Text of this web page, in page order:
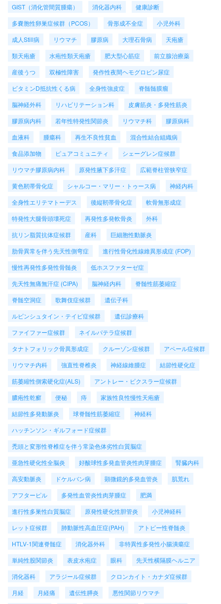
GIST（消化管間質腫瘍） 消化器内科
健康診断
多嚢胞性卵巣症候群（PCOS）
骨形成不全症
小児外科
成人Still病
リウマチ 膠原病 大理石骨病
天疱瘡
類天疱瘡
水疱性類天疱瘡 肥大型心筋症
前立腺治療薬
産後うつ
双極性障害
発作性夜間ヘモグロビン尿症
ビタミンD抵抗性くる病
全身性強皮症
脊髄髄膜瘤
脳神経外科
リハビリテーション科
皮膚筋炎・多発性筋炎
膠原病内科
若年性特発性関節炎 リウマチ科
膠原病科
血液科
腫瘍科 再生不良性貧血
混合性結合組織病
食品添加物
ピュアコミュニティ
シェーグレン症候群
リウマチ膠原病内科
原発性腋下多汗症
広範脊柱管狭窄症
黄色靭帯骨化症
シャルコー・マリー・トゥース病
神経内科
全身性エリテマトーデス
後縦靭帯骨化症
軟骨無形成症
特発性大腿骨頭壊死症
再発性多発軟骨炎
外科
抗リン脂質抗体症候群
産科
巨細胞性動脈炎
肋骨異常を伴う先天性側弯症
進行性骨化性線維異形成症 (FOP)
慢性再発性多発性骨髄炎
低ホスファターゼ症
先天性無痛無汗症 (CIPA)
脳神経内科
脊髄性筋萎縮症
脊髄空洞症
歌舞伎症候群
遺伝子科
ルビンシュタイン・テイビ症候群
遺伝診療科
ファイファー症候群
ネイルパテラ症候群
タナトフォリック骨異形成症
クルーゾン症候群
アペール症候群
リウマチ内科
強直性脊椎炎 神経線維腫症
結節性硬化症
筋萎縮性側索硬化症(ALS)
アントレー・ビクスラー症候群
膿疱性乾癬
便秘 痔
家族性良性慢性天疱瘡
結節性多発動脈炎
球脊髄性筋萎縮症
神経科
ハッチンソン・ギルフォード症候群
禿頭と変形性脊椎症を伴う常染色体劣性白質脳症
亜急性硬化性全脳炎
好酸球性多発血管炎性肉芽腫症
腎臓内科
高安動脈炎
ドケルバン病 顕微鏡的多発血管炎
肌荒れ
アフターピル
多発性血管炎性肉芽腫症
肥満
進行性多巣性白質脳症
原発性硬化性胆管炎
小児神経科
レット症候群
肺動脈性高血圧症(PAH)
アトピー性脊髄炎
HTLV-1関連脊髄症
消化器外科
非特異性多発性小腸潰瘍症
単純性股関節炎
表皮水疱症 眼科
先天性横隔膜ヘルニア
消化器科
アラジール症候群
クロンカイト・カナダ症候群
月経
月経痛 遺伝性膵炎
悪性関節リウマチ